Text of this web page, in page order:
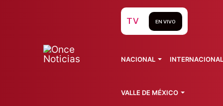
TV EN VIVO
NACIONAL INTERNACIONAL
VALLE DE MÉXICO